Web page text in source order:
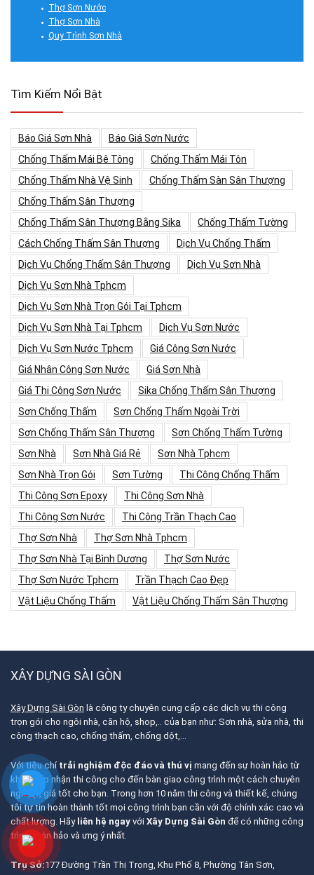
Thợ Sơn Nước
Thợ Sơn Nhà
Quy Trình Sơn Nhà
Tìm Kiếm Nổi Bật
Báo Giá Sơn Nhà
Báo Giá Sơn Nước
Chống Thấm Mái Bê Tông
Chống Thấm Mái Tôn
Chống Thấm Nhà Vệ Sinh
Chống Thấm Sàn Sân Thượng
Chống Thấm Sân Thượng
Chống Thấm Sân Thượng Bằng Sika
Chống Thấm Tường
Cách Chống Thấm Sân Thượng
Dịch Vụ Chống Thấm
Dịch Vụ Chống Thấm Sân Thượng
Dịch Vụ Sơn Nhà
Dịch Vụ Sơn Nhà Tphcm
Dịch Vụ Sơn Nhà Trọn Gói Tại Tphcm
Dịch Vụ Sơn Nhà Tại Tphcm
Dịch Vụ Sơn Nước
Dịch Vụ Sơn Nước Tphcm
Giá Công Sơn Nước
Giá Nhân Công Sơn Nước
Giá Sơn Nhà
Giá Thi Công Sơn Nước
Sika Chống Thấm Sân Thượng
Sơn Chống Thấm
Sơn Chống Thấm Ngoài Trời
Sơn Chống Thấm Sân Thượng
Sơn Chống Thấm Tường
Sơn Nhà
Sơn Nhà Giá Rẻ
Sơn Nhà Tphcm
Sơn Nhà Trọn Gói
Sơn Tường
Thi Công Chống Thấm
Thi Công Sơn Epoxy
Thi Công Sơn Nhà
Thi Công Sơn Nước
Thi Công Trần Thạch Cao
Thợ Sơn Nhà
Thợ Sơn Nhà Tphcm
Thợ Sơn Nhà Tại Bình Dương
Thợ Sơn Nước
Thợ Sơn Nước Tphcm
Trần Thạch Cao Đẹp
Vật Liệu Chống Thấm
Vật Liệu Chống Thấm Sân Thượng
XÂY DỰNG SÀI GÒN
Xây Dựng Sài Gòn là công ty chuyên cung cấp các dịch vụ thi công
trọn gói cho ngôi nhà, căn hộ, shop,.. của bạn như: Sơn nhà, sửa nhà, thi
công thạch cao, chống thấm, chống dột,…
Với tiêu chí trải nghiệm độc đáo và thú vị mang đến sự hoàn hảo từ
khâu tiếp nhận thi công cho đến bàn giao công trình một cách chuyên
nghiệp, giá tốt cho bạn. Trong hơn 10 năm thi công và thiết kế, chúng
tôi tự tin hoàn thành tốt mọi công trình bạn cần với độ chính xác cao và
chất lượng. Hãy liên hệ ngay với Xây Dựng Sài Gòn để có những công
trình hoàn hảo và ưng ý nhất.
Trụ Sở:177 Đường Trần Thị Trọng, Khu Phố 8, Phường Tân Sơn,